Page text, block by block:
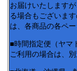
お届けいたします
る場合もございま
は、各商品の各ペー
■時間指定便（ヤマ
ご利用の場合は、